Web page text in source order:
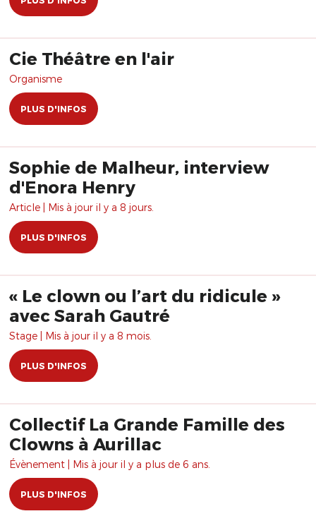
Cie Théâtre en l'air
Organisme
PLUS D'INFOS
Sophie de Malheur, interview
d'Enora Henry
Article | Mis à jour il y a 8 jours.
PLUS D'INFOS
« Le clown ou l’art du ridicule »
avec Sarah Gautré
Stage | Mis à jour il y a 8 mois.
PLUS D'INFOS
Collectif La Grande Famille des
Clowns à Aurillac
Évènement | Mis à jour il y a plus de 6 ans.
PLUS D'INFOS